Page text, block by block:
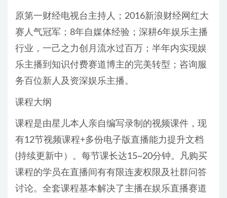
原第一财经电视台主持人；2016新浪财经网红大
赛人气冠军；8年自媒体经验；深耕6年娱乐主播
行业，一己之力创月流水过百万；半年内实现娱
乐主播到知识付费赛道博主的完美转型；咨询服
务百位新人及资深娱乐主播。
课程大纲
课程是由星儿本人亲自编写录制的视频课件，现
有12节视频课程+多份电子版直播能力提升文档
(持续更新中）。每节课长达15~20分钟。凡购买
课程的学员在直播间有有限连麦权限及社群问答
讨论。全套课程基本解决了主播在娱乐直播赛道